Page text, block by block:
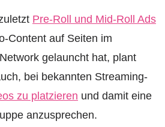
Pre-Roll und Mid-Roll Ads
Content auf Seiten im
gelauncht hat, plant
bei bekannten Streaming-
zu platzieren und damit eine
anzusprechen.